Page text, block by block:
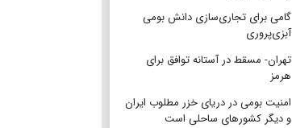
گامی برای تجاری‌سازی دانش بومی
آبزی‌پروری
تهران- مسقط در آستانه توافق برای
هرمز
امنیت بومی در دریای خزر مطلوب ایران
و دیگر کشورهای ساحلی است